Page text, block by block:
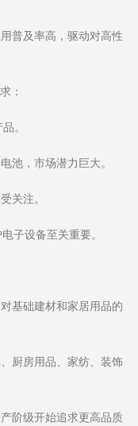
普及率高，驱动对高性
：
。
池，市场潜力巨大。
关注。
子设备至关重要。
基础建材和家居用品的
厨房用品、家纺、装饰
阶级开始追求更高品质